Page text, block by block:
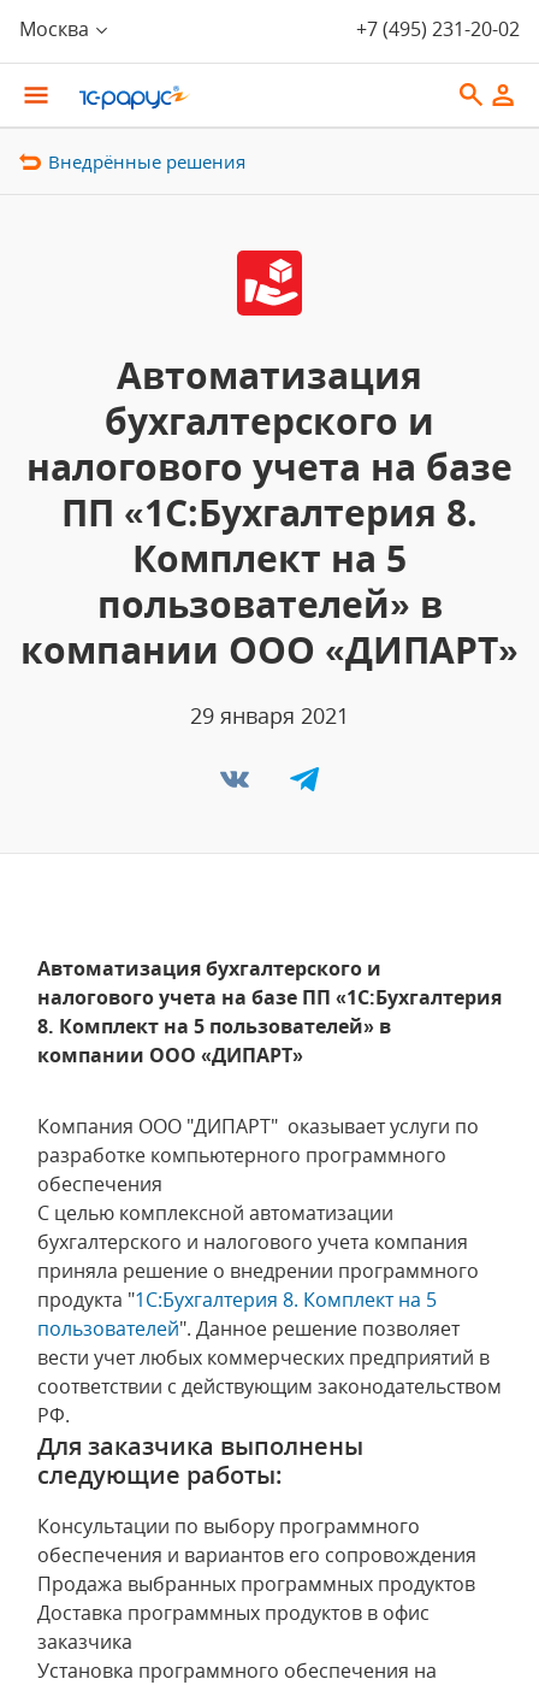
Москва +7 (495) 231-20-02
Внедрённые решения
Автоматизация
бухгалтерского и
налогового учета на базе
ПП «1С:Бухгалтерия 8.
Комплект на 5
пользователей» в
компании ООО «ДИПАРТ»
29 января 2021
Автоматизация бухгалтерского и
налогового учета на базе ПП «1С:Бухгалтерия
8. Комплект на 5 пользователей» в
компании ООО «ДИПАРТ»
Компания ООО "ДИПАРТ" оказывает услуги по
разработке компьютерного программного
обеспечения
С целью комплексной автоматизации
бухгалтерского и налогового учета компания
приняла решение о внедрении программного
продукта "1С:Бухгалтерия 8. Комплект на 5
пользователей". Данное решение позволяет
вести учет любых коммерческих предприятий в
соответствии с действующим законодательством
РФ.
Для заказчика выполнены
следующие работы:
Консультации по выбору программного
обеспечения и вариантов его сопровождения
Продажа выбранных программных продуктов
Доставка программных продуктов в офис
заказчика
Установка программного обеспечения на